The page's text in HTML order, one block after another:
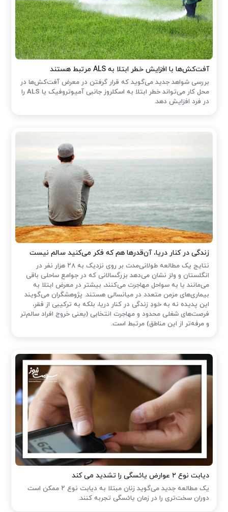
آفت‌کش‌ها با افزایش خطر ابتلا به ALS مرتبط هستند
بررسی شواهد جدید می‌گوید که قرار گرفتن در معرض آفت‌کش‌ها در
محل کار می‌تواند خطر ابتلا به اسکلروز جانبی آمیوتروفیک یا ALS را
در فرد افزایش دهد.
زندگی در کنار دریا، آن‌قدرها هم که فکر می‌کنید سالم نیست
نتایج یک مطالعه طولانی‌مدت بر روی نزدیک به ۲۸ هزار نفر در
انگلستان و ولز نشان می‌دهد بزرگسالانی که در جوامع ساحلی باقی
می‌مانند یا به سواحل مهاجرت می‌کنند، بیشتر در معرض ابتلا به
بیماری‌های مزمن متعدد در میانسالی هستند. پژوهشگران می‌گویند
این پدیده نه به خودِ زندگی در کنار دریا، بلکه به ترکیبی از فقر،
فرصت‌های شغلی محدود و مهاجرت انتخابی (یعنی خروج افراد سالم‌تر
و مرفه‌تر از این مناطق) مرتبط است.
دیابت نوع ۲ عوارض یائسگی را تشدید می کند
یک مطالعه جدید می‌گوید زنان مبتلا به دیابت نوع ۲ ممکن است
دوران سخت‌تری را در زمان یائسگی تجربه کنند.